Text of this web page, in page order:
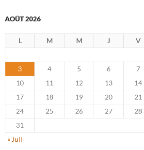
AOÛT 2026
L M M J V
3
4 5 6 7
10
11 12 13 14
17
18 19 20 21
24
25 26 27 28
31
« Juil